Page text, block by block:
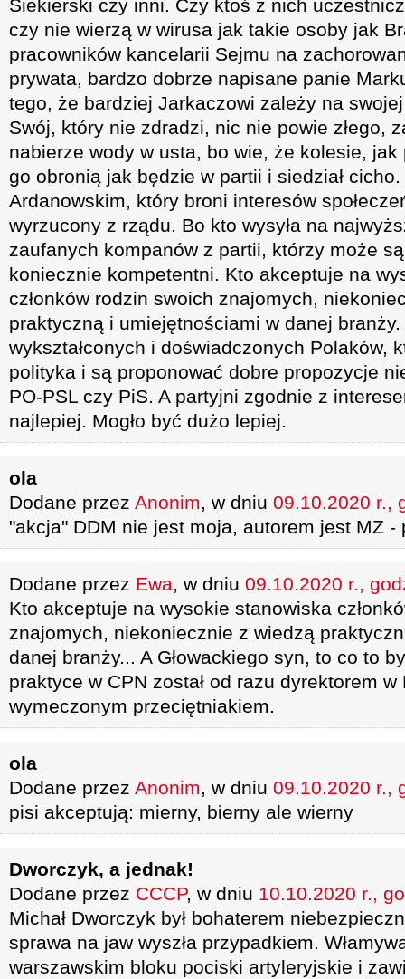
Siekierski czy inni. Czy ktoś z nich
czy nie wierzą w wirusa jak takie osoby jak
pracowników kancelarii Sejmu na
prywata, bardzo dobrze napisane panie
tego, że bardziej Jarkaczowi zależy na
Swój, który nie zdradzi, nic nie powie złego,
nabierze wody w usta, bo wie, że kolesie, jak
go obronią jak będzie w partii i siedział cicho.
Ardanowskim, który broni interesów
wyrzucony z rządu. Bo kto wysyła na
zaufanych kompanów z partii, którzy może
koniecznie kompetentni. Kto akceptuje na
członków rodzin swoich znajomych,
praktyczną i umiejętnościami w danej branży.
wykształconych i doświadczonych Polaków,
polityka i są proponować dobre propozycje
PO-PSL czy PiS. A partyjni zgodnie z
najlepiej. Mogło być dużo lepiej.
ola
Dodane przez Anonim, w dniu 09.10.2020 r.,
"akcja" DDM nie jest moja, autorem jest MZ -
Dodane przez Ewa, w dniu 09.10.2020 r.,
Kto akceptuje na wysokie stanowiska
znajomych, niekoniecznie z wiedzą
danej branży... A Głowackiego syn, to co to
praktyce w CPN został od razu dyrektorem w
wymeczonym przeciętniakiem.
ola
Dodane przez Anonim, w dniu 09.10.2020 r.,
pisi akceptują: mierny, bierny ale wierny
Dworczyk, a jednak!
Dodane przez CCCP, w dniu 10.10.2020 r.,
Michał Dworczyk był bohaterem
sprawa na jaw wyszła przypadkiem.
warszawskim bloku pociski artyleryjskie i